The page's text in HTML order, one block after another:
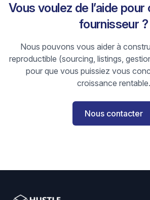
Vous voulez de l’aide
fournisseur ?
Nous pouvons vous aider à
reproductible (sourcing, listings,
pour que vous puissiez vous
croissance rentable.
Nous contacter